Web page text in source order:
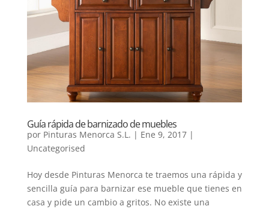
Guía rápida de barnizado de muebles
por Pinturas Menorca S.L. | Ene 9, 2017|
Uncategorised
Hoy desde Pinturas Menorca te traemos una rápida y
sencilla guía para barnizar ese mueble que tienes en
casa y pide un cambio a gritos. No existe una